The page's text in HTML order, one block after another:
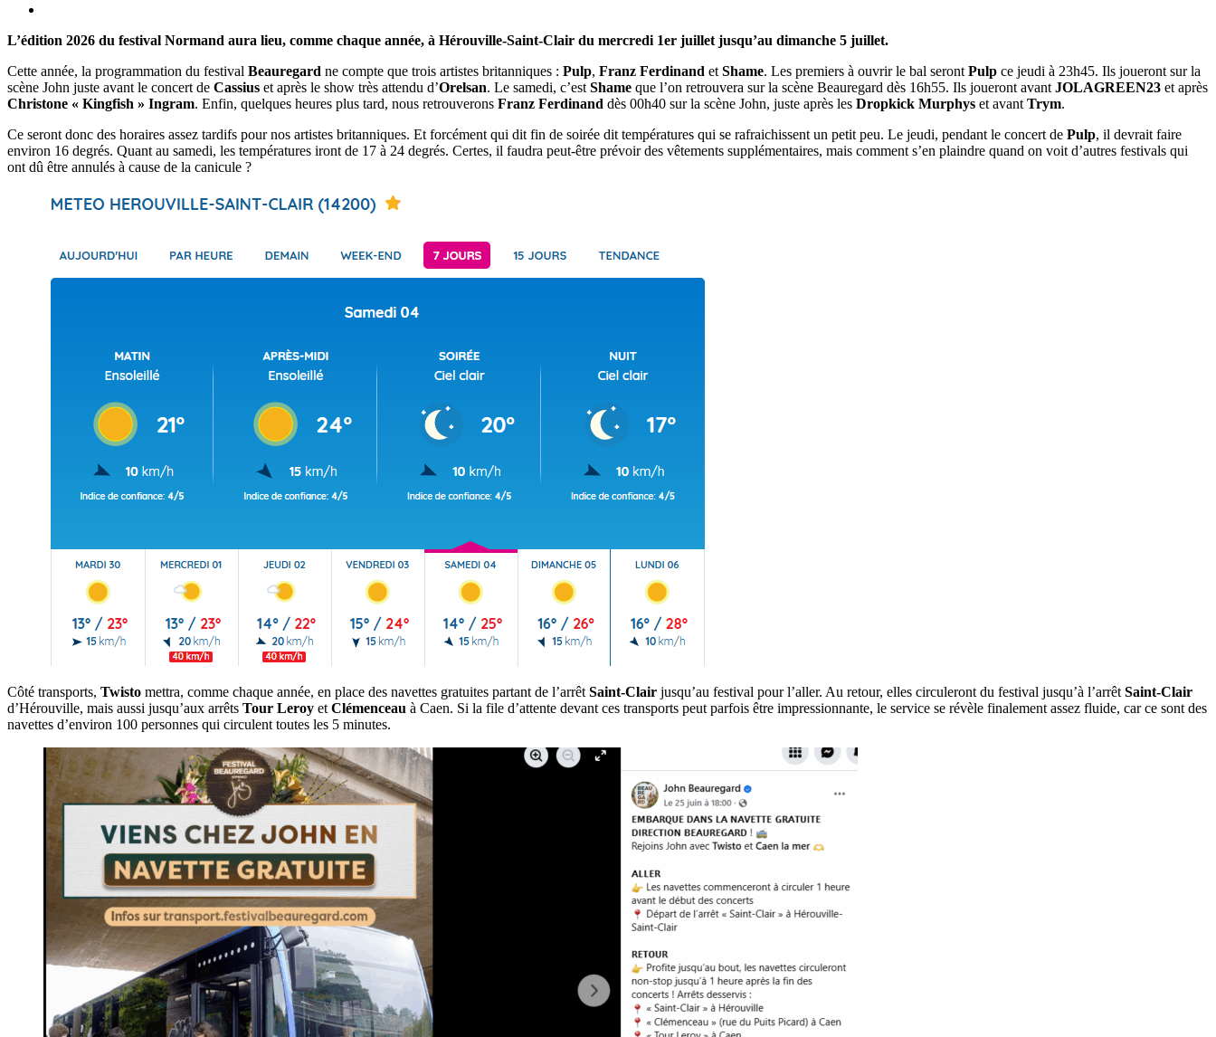
L’édition 2026 du festival Normand aura lieu, comme chaque année, à Hérouville-Saint-Clair du mercredi 1er juillet jusqu’au dimanche 5 juillet.
Cette année, la programmation du festival Beauregard ne compte que trois artistes britanniques : Pulp, Franz Ferdinand et Shame. Les premiers à ouvrir le bal seront Pulp ce jeudi à 23h45. Ils joueront sur la
scène John juste avant le concert de Cassius et après le show très attendu d’Orelsan. Le samedi, c’est Shame que l’on retrouvera sur la scène Beauregard dès 16h55. Ils joueront avant JOLAGREEN23 et après
Christone « Kingfish » Ingram. Enfin, quelques heures plus tard, nous retrouverons Franz Ferdinand dès 00h40 sur la scène John, juste après les Dropkick Murphys et avant Trym.
Ce seront donc des horaires assez tardifs pour nos artistes britanniques. Et forcément qui dit fin de soirée dit températures qui se rafraichissent un petit peu. Le jeudi, pendant le concert de Pulp, il devrait faire
environ 16 degrés. Quant au samedi, les températures iront de 17 à 24 degrés. Certes, il faudra peut-être prévoir des vêtements supplémentaires, mais comment s’en plaindre quand on voit d’autres festivals qui
ont dû être annulés à cause de la canicule ?
Côté transports, Twisto mettra, comme chaque année, en place des navettes gratuites partant de l’arrêt Saint-Clair jusqu’au festival pour l’aller. Au retour, elles circuleront du festival jusqu’à l’arrêt Saint-Clair
d’Hérouville, mais aussi jusqu’aux arrêts Tour Leroy et Clémenceau à Caen. Si la file d’attente devant ces transports peut parfois être impressionnante, le service se révèle finalement assez fluide, car ce sont des
navettes d’environ 100 personnes qui circulent toutes les 5 minutes.